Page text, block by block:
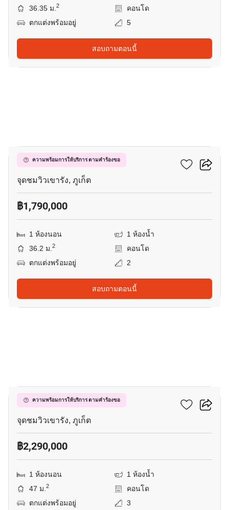
36.35 ม.2
คอนโด
ตกแต่งพร้อมอยู่
5
สอบถามตอนนี้
ความพร้อมการให้บริการ ตามคำร้องขอ
พนาสนคอนโดกรีนเพลส
จุดชมวิวเขารัง, ภูเก็ต
฿1,790,000
1 ห้องนอน
1 ห้องน้ำ
36.2 ม.2
คอนโด
ตกแต่งพร้อมอยู่
2
สอบถามตอนนี้
ความพร้อมการให้บริการ ตามคำร้องขอ
พนาสนคอนโดกรีนเพลส
จุดชมวิวเขารัง, ภูเก็ต
฿2,290,000
1 ห้องนอน
1 ห้องน้ำ
47 ม.2
คอนโด
ตกแต่งพร้อมอยู่
3